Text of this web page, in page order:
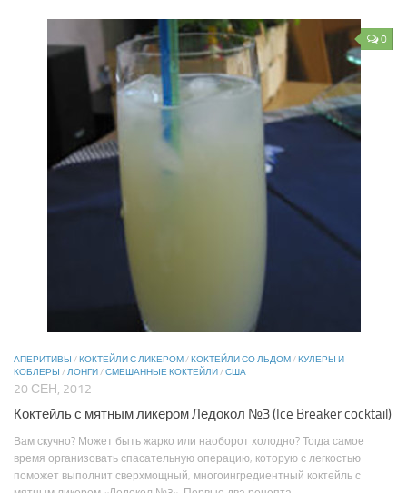
0
АПЕРИТИВЫ /КОКТЕЙЛИ С ЛИКЕРОМ/КОКТЕЙЛИ СО ЛЬДОМ/КУЛЕРЫ И
КОБЛЕРЫ /ЛОНГИ/СМЕШАННЫЕ КОКТЕЙЛИ/США
20 СЕН, 2012
Коктейль с мятным ликером Ледокол №3 (Ice Breaker cocktail)
Вам скучно? Может быть жарко или наоборот холодно? Тогда самое
время организовать спасательную операцию, которую с легкостью
поможет выполнит сверхмощный, многоингредиентный коктейль с